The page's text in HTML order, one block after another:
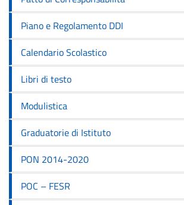
Piano e Regolamento DDI
Calendario Scolastico
Libri di testo
Modulistica
Graduatorie di Istituto
PON 2014-2020
POC – FESR